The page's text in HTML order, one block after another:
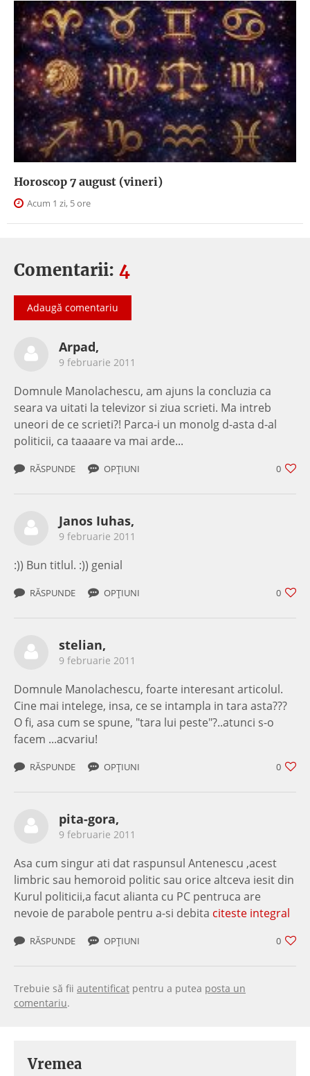
Horoscop 7 august (vineri)
Acum 1 zi, 5 ore
Comentarii: 4
Adaugă comentariu
Arpad,
9 februarie 2011
Domnule Manolachescu, am ajuns la concluzia ca
seara va uitati la televizor si ziua scrieti. Ma intreb
uneori de ce scrieti?! Parca-i un monolg d-asta d-al
politicii, ca taaaare va mai arde...
0
RĂSPUNDE OPȚIUNI
Janos Iuhas,
9 februarie 2011
:)) Bun titlul. :)) genial
0
RĂSPUNDE OPȚIUNI
stelian,
9 februarie 2011
Domnule Manolachescu, foarte interesant articolul.
Cine mai intelege, insa, ce se intampla in tara asta???
O fi, asa cum se spune, "tara lui peste"?..atunci s-o
facem ...acvariu!
0
RĂSPUNDE OPȚIUNI
pita-gora,
9 februarie 2011
Asa cum singur ati dat raspunsul Antenescu ,acest
limbric sau hemoroid politic sau orice altceva iesit din
Kurul politicii,a facut alianta cu PC pentruca are
nevoie de parabole pentru a-si debita citeste integral
0
RĂSPUNDE OPȚIUNI
Trebuie să fii autentificat pentru a putea posta un
comentariu.
Vremea